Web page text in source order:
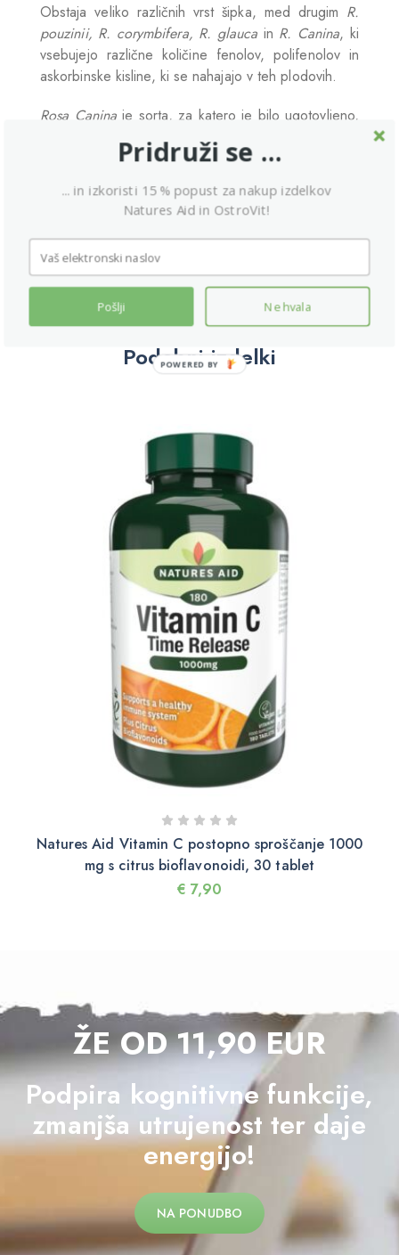
Obstaja veliko različnih vrst šipka, med drugim R.
pouzinii, R. corymbifera, R. glauca in R. Canina, ki
vsebujejo različne količine fenolov, polifenolov in
askorbinske kisline, ki se nahajajo v teh plodovih.
Rosa Caninaje sorta, za katero je bilo ugotovljeno,
da vsebuje večjo koncentracijo teh potencialno
koristnih sestavin. Kapsule šipka Natures Aid so
šipka Rosa Canina. Vsaka kapsula šipka Natures Aid
vsebuje 187,5 mg koncentriranega izvlečka šipka,
kar ustreza 750 mg suhega ploda šipka.
Podobni izdelki
Natures Aid Vitamin C postopno sproščanje 1000
mg s citrus bioflavonoidi, 30 tablet
€ 7,90
ŽE OD 11,90 EUR
Podpira kognitivne funkcije,
zmanjša utrujenost ter daje
energijo!
NA PONUDBO
Pridruži se ...
... in izkoristi 15 % popust za nakup izdelkov
Natures Aid in OstroVit!
Pošlji Ne hvala